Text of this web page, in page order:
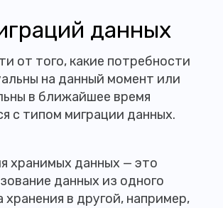
данных
от того, какие потребности
на данный момент или
в ближайшее время
с типом миграции данных.
хранимых данных — это
данных из одного
в другой, например,